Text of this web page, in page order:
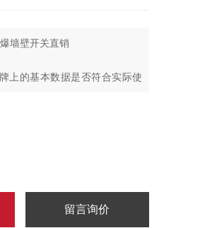
墙壁开关直销
上的基本数据是否符合实际使
留言询价